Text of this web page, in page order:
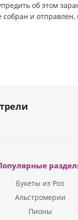
об этом
собран и отправлен,
Букеты из Роз
Альстромерии
Пионы